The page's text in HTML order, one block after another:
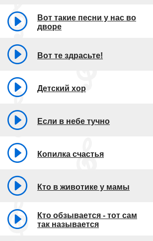
Вот такие песни у нас во
дворе
Вот те здрасьте!
Детский хор
Если в небе тучно
Копилка счастья
Кто в животике у мамы
Кто обзывается - тот сам
так называется